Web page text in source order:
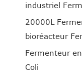
industriel
20000L
bioréacteur
Fermenteur
Coli